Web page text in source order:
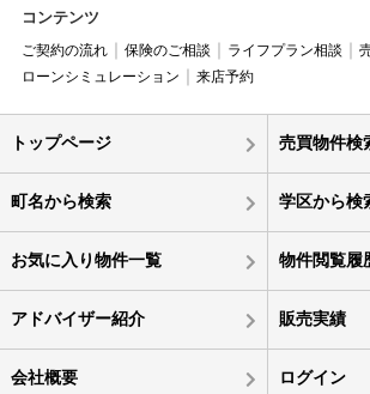
コンテンツ
ご契約の流れ 保険のご相談 ライフプラン相談
ローンシミュレーション
来店予約
トップページ 売買物件検
町名から検索 学区から検
お気に入り物件一覧 物件閲覧履
アドバイザー紹介 販売実績
会社概要 ログイン